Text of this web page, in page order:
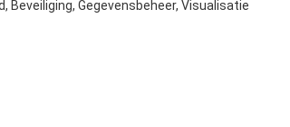
Gegevensbeheer, Visualisatie